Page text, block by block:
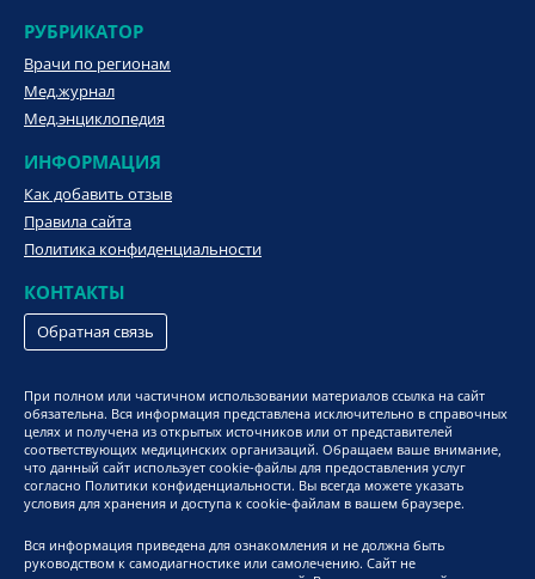
РУБРИКАТОР
Врачи по регионам
Мед.журнал
Мед.энциклопедия
ИНФОРМАЦИЯ
Как добавить отзыв
Правила сайта
Политика конфиденциальности
КОНТАКТЫ
Обратная связь
При полном или частичном использовании материалов ссылка на сайт
обязательна. Вся информация представлена исключительно в справочных
целях и получена из открытых источников или от представителей
соответствующих медицинских организаций. Обращаем ваше внимание,
что данный сайт использует cookie-файлы для предоставления услуг
согласно Политики конфиденциальности. Вы всегда можете указать
условия для хранения и доступа к cookie-файлам в вашем браузере.
Вся информация приведена для ознакомления и не должна быть
руководством к самодиагностике или самолечению. Сайт не